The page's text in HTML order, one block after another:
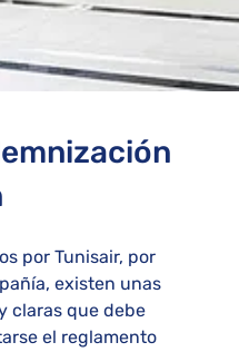
por Tunisair, por
existen unas
claras que debe
el reglamento